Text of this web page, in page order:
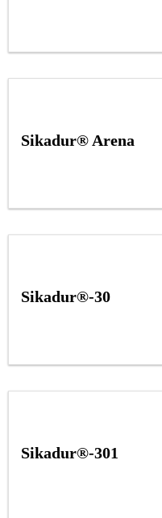
Sikadur® Arena
Sikadur®-30
Sikadur®-301